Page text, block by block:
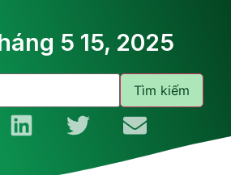
5 15, 2025